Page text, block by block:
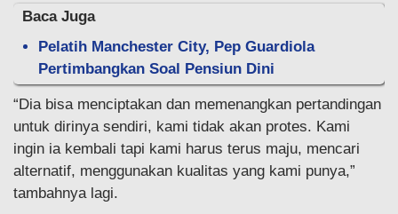
Baca Juga
Pelatih Manchester City, Pep Guardiola
Pertimbangkan Soal Pensiun Dini
“Dia bisa menciptakan dan memenangkan pertandingan
untuk dirinya sendiri, kami tidak akan protes. Kami
ingin ia kembali tapi kami harus terus maju, mencari
alternatif, menggunakan kualitas yang kami punya,”
tambahnya lagi.